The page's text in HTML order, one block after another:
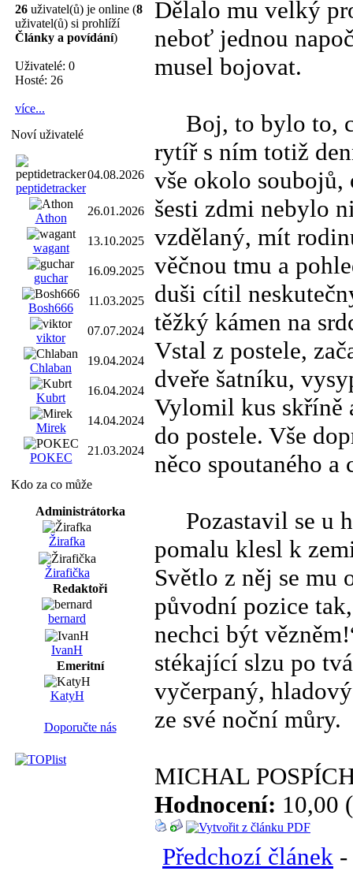
26 uživatel(ů) je online (8
uživatel(ů) si prohlíží
Články a povídání)
Uživatelé: 0
Hosté: 26
více...
Noví uživatelé
peptidetracker
04.08.2026
Athon
26.01.2026
wagant
13.10.2025
guchar
16.09.2025
Bosh666
11.03.2025
viktor
07.07.2024
Chlaban
19.04.2024
Kubrt
16.04.2024
Mirek
14.04.2024
POKEC
21.03.2024
Kdo za co může
Administrátorka
Žirafka
Žirafička
Redaktoři
bernard
IvanH
Emeritní
KatyH
Doporučte nás
Dělalo mu velký
neboť jednou
musel bojovat.
Boj, to bylo to,
rytíř s ním totiž
vše okolo soubojů,
šesti zdmi nebylo
vzdělaný, mít
věčnou tmu a
duši cítil
těžký kámen na
Vstal z postele,
dveře šatníku,
Vylomil kus skříně
do postele. Vše
něco spoutaného a
Pozastavil se u
pomalu klesl k
Světlo z něj se
původní pozice
nechci být
stékající slzu po
vyčerpaný,
ze své noční můry.
MICHAL
Hodnocení: 10,00
Předchozí článek -